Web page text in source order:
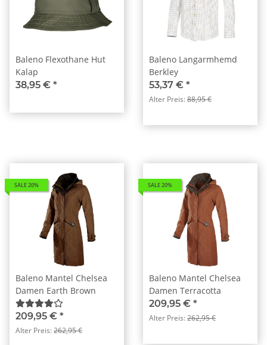
Baleno Flexothane Hut
Kalap
38,95 € *
Baleno Langarmhemd
Berkley
53,37 € *
Alter Preis:88,95 €
SALE 20%
Baleno Mantel Chelsea
Damen Earth Brown
209,95 € *
Alter Preis:262,95 €
SALE 20%
Baleno Mantel Chelsea
Damen Terracotta
209,95 € *
Alter Preis:262,95 €